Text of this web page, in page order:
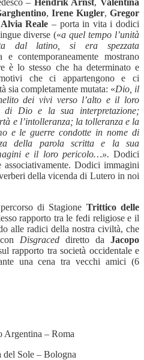
, Irene Kugler, Gregor
Alvia Reale – porta in vita i dodici
diverse («a quel tempo l’unità
dal latino, si era spezzata
contemporaneamente mostrano
è lo stesso che ha determinato e
che ci appartengono e ci
sia completamente mutata: «Dio, il
dei vivi verso l’alto e il loro
di Dio e la sua interpretazione;
e l’intolleranza; la tolleranza e la
e le guerre condotte in nome di
della parola scritta e la sua
e il loro pericolo…». Dodici
Dodici immagini
della vicenda di Lutero in noi
di Stagione Trittico delle
rapporto tra le fedi religiose e il
alle radici della nostra civiltà, che
Disgraced diretto da Jacopo
rapporto tra società occidentale e
una cena tra vecchi amici (6
Argentina – Roma
del Sole – Bologna